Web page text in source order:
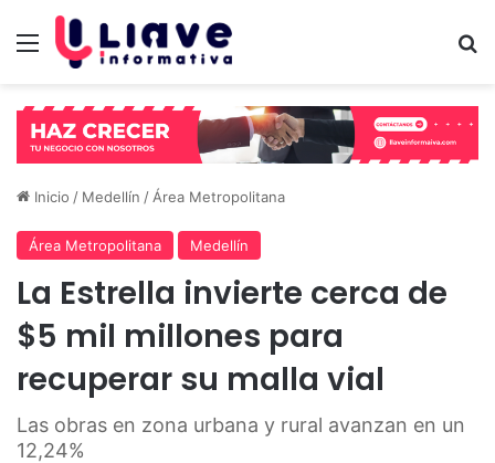
Menú
Inicio / Medellín / Área Metropolitana
Área Metropolitana Medellín
La Estrella invierte cerca de
$5 mil millones para
recuperar su malla vial
Las obras en zona urbana y rural avanzan en un
12,24%